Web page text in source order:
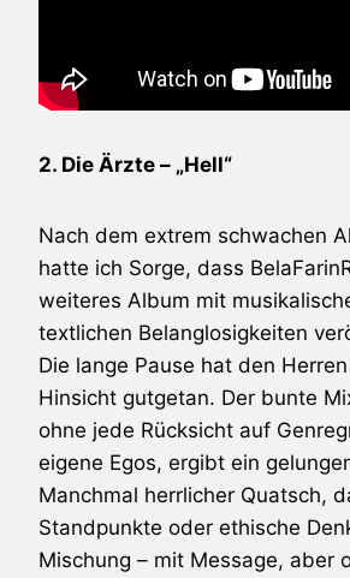
2. Die Ärzte – „Hell“
Nach dem extrem schwachen
hatte ich Sorge, dass
weiteres Album mit
textlichen Belanglosigkeiten
Die lange Pause hat den
Hinsicht gutgetan. Der bunte
ohne jede Rücksicht auf
eigene Egos, ergibt ein
Manchmal herrlicher Quatsch,
Standpunkte oder ethische
Mischung – mit Message, aber